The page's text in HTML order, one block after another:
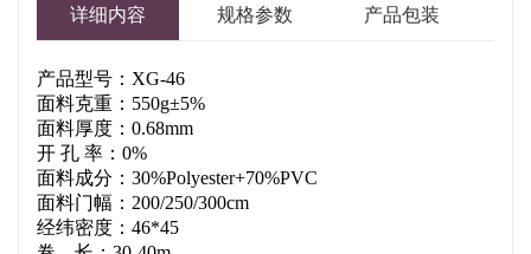
详细内容 规格参数 产品包装
产品型号：XG-46
面料克重：550g±5%
面料厚度：0.68mm
开 孔 率：0%
面料成分：30%Polyester+70%PVC
面料门幅：200/250/300cm
经纬密度：46*45